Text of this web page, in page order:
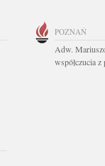
POZNAŃ
Adw.
współczucia